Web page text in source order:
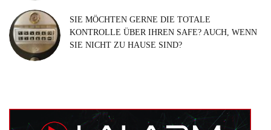
SIE MÖCHTEN GERNE DIE TOTALE
KONTROLLE ÜBER IHREN SAFE? AUCH, WENN
SIE NICHT ZU HAUSE SIND?